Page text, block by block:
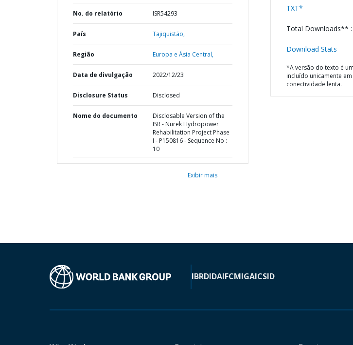
No. do relatório ISR54293
País Tajiquistão,
Região Europa e Ásia Central,
Data de divulgação 2022/12/23
Disclosure Status Disclosed
Nome do documento
Disclosable Version of the
ISR - Nurek Hydropower
Rehabilitation Project Phase
I - P150816 - Sequence No :
10
Exibir mais
TXT*
Total Downloads** :
Download Stats
*A versão do texto é
incluído unicamente
conectividade lenta.
IBRDIDAIFCMIGAICSID